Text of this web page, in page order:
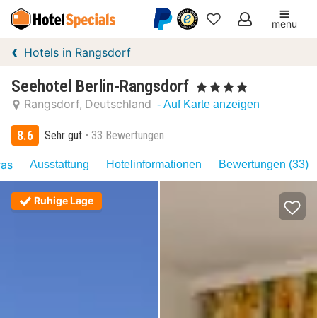
Meine
menu
Hotels in Rangsdorf
Seehotel Berlin-Rangsdorf , 4 Sterne
Rangsdorf Deutschland - Auf Karte anzeigen
8.6 Sehr gut 33 Bewertungen
Ausstattung Hotelinformationen Bewertungen (33)
Ruhige Lage